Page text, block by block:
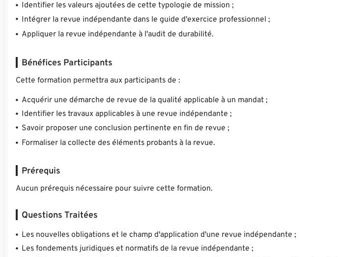
Identifier les valeurs ajoutées de cette typologie de mission ;
Intégrer la revue indépendante dans le guide d'exercice professionnel ;
Appliquer la revue indépendante à l'audit de durabilité.
Bénéfices Participants
Cette formation permettra aux participants de :
Acquérir une démarche de revue de la qualité applicable à un mandat ;
Identifier les travaux applicables à une revue indépendante ;
Savoir proposer une conclusion pertinente en fin de revue ;
Formaliser la collecte des éléments probants à la revue.
Prérequis
Aucun prérequis nécessaire pour suivre cette formation.
Questions Traitées
Les nouvelles obligations et le champ d'application d'une revue indépendante ;
Les fondements juridiques et normatifs de la revue indépendante ;